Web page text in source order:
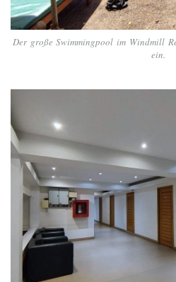
Der große Swimmingpool im Windmill
ein.